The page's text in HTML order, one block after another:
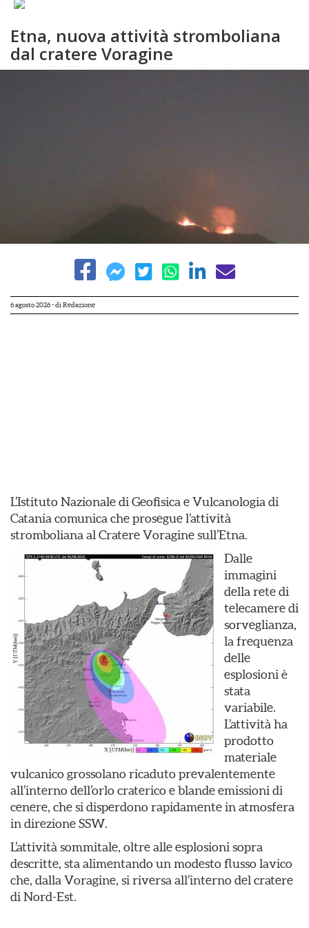
Etna, nuova attività stromboliana
dal cratere Voragine
6 agosto 2026- di Redazione
L’Istituto Nazionale di Geofisica e Vulcanologia di
Catania comunica che prosegue l’attività
stromboliana al Cratere Voragine sull’Etna.
Dalle
immagini
della rete di
telecamere di
sorveglianza,
la frequenza
delle
esplosioni è
stata
variabile.
L’attività ha
prodotto
materiale
vulcanico grossolano ricaduto prevalentemente
all’interno dell’orlo craterico e blande emissioni di
cenere, che si disperdono rapidamente in atmosfera
in direzione SSW.
L’attività sommitale, oltre alle esplosioni sopra
descritte, sta alimentando un modesto flusso lavico
che, dalla Voragine, si riversa all’interno del cratere
di Nord-Est.